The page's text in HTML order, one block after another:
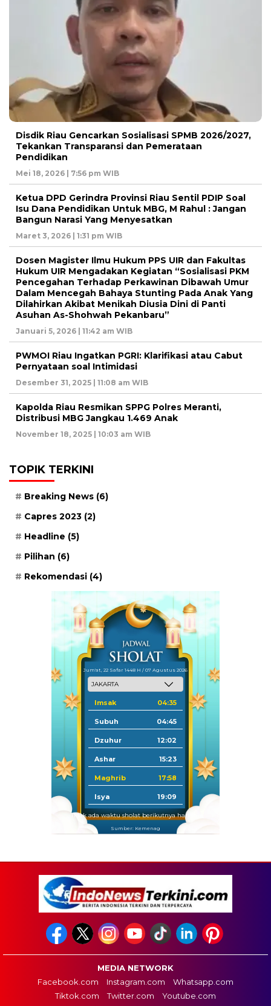
Disdik Riau Gencarkan Sosialisasi SPMB 2026/2027,
Tekankan Transparansi dan Pemerataan
Pendidikan
Mei 18, 2026 | 7:56 pm WIB
Ketua DPD Gerindra Provinsi Riau Sentil PDIP Soal
Isu Dana Pendidikan Untuk MBG, M Rahul : Jangan
Bangun Narasi Yang Menyesatkan
Maret 3, 2026 | 1:31 pm WIB
Dosen Magister Ilmu Hukum PPS UIR dan Fakultas
Hukum UIR Mengadakan Kegiatan “Sosialisasi PKM
Pencegahan Terhadap Perkawinan Dibawah Umur
Dalam Mencegah Bahaya Stunting Pada Anak Yang
Dilahirkan Akibat Menikah Diusia Dini di Panti
Asuhan As-Shohwah Pekanbaru”
Januari 5, 2026 | 11:42 am WIB
PWMOI Riau Ingatkan PGRI: Klarifikasi atau Cabut
Pernyataan soal Intimidasi
Desember 31, 2025 | 11:08 am WIB
Kapolda Riau Resmikan SPPG Polres Meranti,
Distribusi MBG Jangkau 1.469 Anak
November 18, 2025 | 10:03 am WIB
TOPIK TERKINI
Breaking News (6)
Capres 2023 (2)
Headline (5)
Pilihan (6)
Rekomendasi (4)
Jum'at, 22 Safar 1448 H / 07 Agustus 2026
Imsak 04:35
Subuh 04:45
Dzuhur 12:02
Ashar 15:23
Maghrib 17:58
Isya 19:09
Tidak ada waktu sholat berikutnya hari ini.
Sumber: Kemenag
MEDIA NETWORK
Facebook.com
Instagram.com
Whatsapp.com
Tiktok.com
Twitter.com Youtube.com